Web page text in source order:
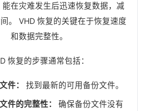
在灾难发生后迅速恢复数据，减
。 VHD 恢复的关键在于恢复速度
和数据完整性。
恢复的步骤通常包括：
件：
找到最新的可用备份文件。
件的完整性：
确保备份文件没有